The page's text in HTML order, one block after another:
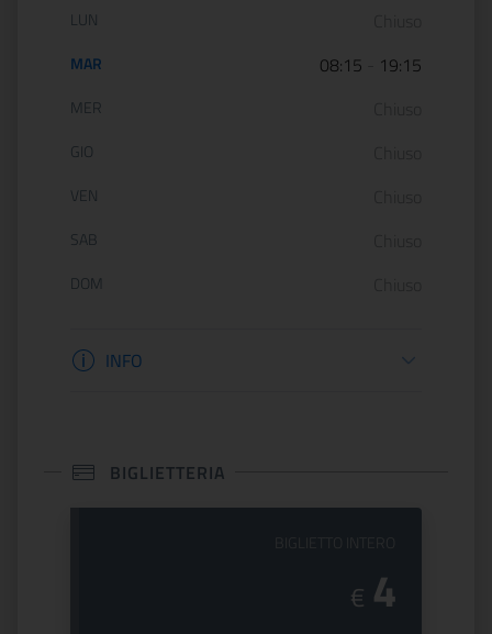
Orario di apertura:
LUN
MAR 08:15 19:15
MER
GIO
VEN
SAB
DOM
Informazioni apertura
INFO
BIGLIETTERIA
€ 4